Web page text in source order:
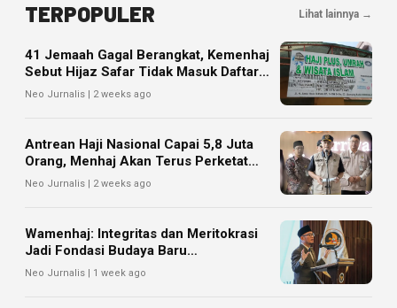
TERPOPULER Lihat lainnya →
41 Jemaah Gagal Berangkat, Kemenhaj
Sebut Hijaz Safar Tidak Masuk Daftar
Resmi PPIU
Neo Jurnalis | 2 weeks ago
Antrean Haji Nasional Capai 5,8 Juta
Orang, Menhaj Akan Terus Perketat
Tata Kelola
Neo Jurnalis | 2 weeks ago
Wamenhaj: Integritas dan Meritokrasi
Jadi Fondasi Budaya Baru
Kementerian Haji dan Umrah
Neo Jurnalis | 1 week ago